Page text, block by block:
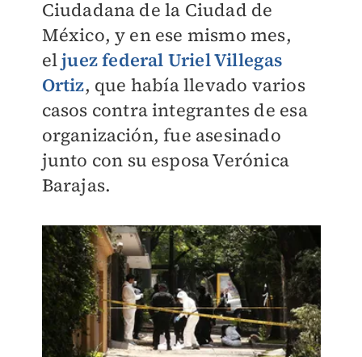
Ciudadana de la Ciudad de
México, y en ese mismo mes,
eljuez federal Uriel Villegas
Ortiz, que había llevado varios
casos contra integrantes de esa
organización, fue asesinado
junto con su esposa Verónica
Barajas.